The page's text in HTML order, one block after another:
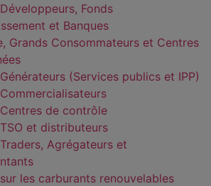
Fonds
et Banques
Grands Consommateurs et Centres
(Services publics et IPP)
de contrôle
et distributeurs
Agrégateurs et
les carburants renouvelables